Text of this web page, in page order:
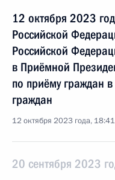
12 октября 2023
Российской
Российской
в Приёмной
по приёму граждан
граждан
12 октября 2023 года, 18:41
20 сентября 2023